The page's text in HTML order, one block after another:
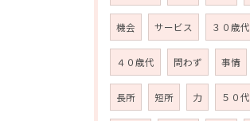
機会 サービス ３０歳代
４０歳代 問わず 事情
長所 短所 力 ５０代
お問い合わせはこちら